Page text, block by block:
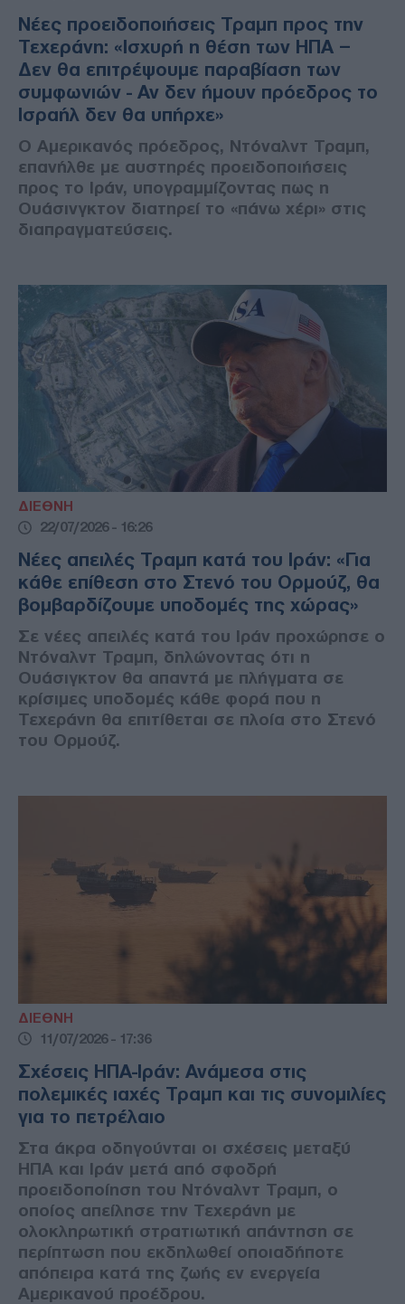
Νέες προειδοποιήσεις Τραμπ προς την
Τεχεράνη: «Ισχυρή η θέση των ΗΠΑ –
Δεν θα επιτρέψουμε παραβίαση των
συμφωνιών - Αν δεν ήμουν πρόεδρος το
Ισραήλ δεν θα υπήρχε»
Ο Αμερικανός πρόεδρος, Ντόναλντ Τραμπ,
επανήλθε με αυστηρές προειδοποιήσεις
προς το Ιράν, υπογραμμίζοντας πως η
Ουάσινγκτον διατηρεί το «πάνω χέρι» στις
διαπραγματεύσεις.
ΔΙΕΘΝΗ
22/07/2026 - 16:26
Νέες απειλές Τραμπ κατά του Ιράν: «Για
κάθε επίθεση στο Στενό του Ορμούζ, θα
βομβαρδίζουμε υποδομές της χώρας»
Σε νέες απειλές κατά του Ιράν προχώρησε ο
Ντόναλντ Τραμπ, δηλώνοντας ότι η
Ουάσιγκτον θα απαντά με πλήγματα σε
κρίσιμες υποδομές κάθε φορά που η
Τεχεράνη θα επιτίθεται σε πλοία στο Στενό
του Ορμούζ.
ΔΙΕΘΝΗ
11/07/2026 - 17:36
Σχέσεις ΗΠΑ-Ιράν: Ανάμεσα στις
πολεμικές ιαχές Τραμπ και τις συνομιλίες
για το πετρέλαιο
Στα άκρα οδηγούνται οι σχέσεις μεταξύ
ΗΠΑ και Ιράν μετά από σφοδρή
προειδοποίηση του Ντόναλντ Τραμπ, ο
οποίος απείλησε την Τεχεράνη με
ολοκληρωτική στρατιωτική απάντηση σε
περίπτωση που εκδηλωθεί οποιαδήποτε
απόπειρα κατά της ζωής εν ενεργεία
Αμερικανού προέδρου.